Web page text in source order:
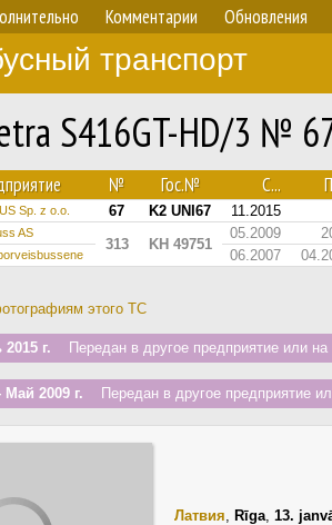
Комментарии Обновления
транспорт
S416GT-HD/3 №
№ Гос.№ С...
Sp. z o.o. 67 K2 UNI67 11.2015
AS
313 KH 49751
05.2009
06.2007
этого ТС
г. Передан в другое предприятие или на
2009 г. Передан в другое предприятие
Латвия, Rīga, 13.